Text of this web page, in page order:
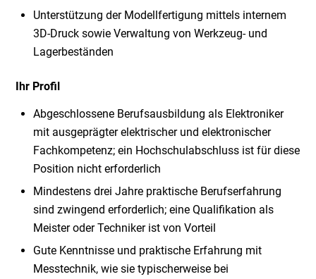
Unterstützung der Modellfertigung mittels internem
3D-Druck sowie Verwaltung von Werkzeug- und
Lagerbeständen
Ihr Profil
Abgeschlossene Berufsausbildung als Elektroniker
mit ausgeprägter elektrischer und elektronischer
Fachkompetenz; ein Hochschulabschluss ist für diese
Position nicht erforderlich
Mindestens drei Jahre praktische Berufserfahrung
sind zwingend erforderlich; eine Qualifikation als
Meister oder Techniker ist von Vorteil
Gute Kenntnisse und praktische Erfahrung mit
Messtechnik, wie sie typischerweise bei